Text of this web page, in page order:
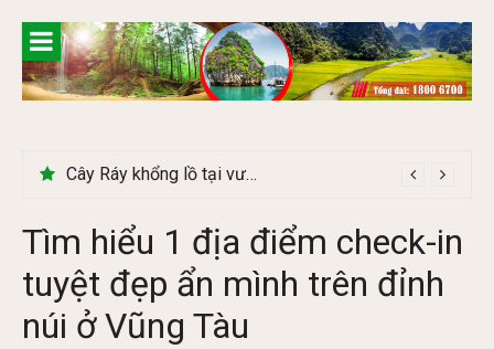
content
Cây Ráy khổng lồ tại vườn Quốc gia Cúc Phương
Tìm hiểu 1 địa điểm check-in
tuyệt đẹp ẩn mình trên đỉnh
núi ở Vũng Tàu